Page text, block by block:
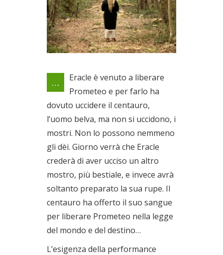
Passeggiata poetica notturna
a Torre Paola
Il 27/08/2022
…
Eracle è venuto a liberare
Prometeo e per farlo ha
dovuto uccidere il centauro,
l’uomo belva, ma non si uccidono, i
mostri. Non lo possono nemmeno
gli dèi. Giorno verrà che Eracle
crederà di aver ucciso un altro
mostro, più bestiale, e invece avrà
soltanto preparato la sua rupe. Il
centauro ha offerto il suo sangue
per liberare Prometeo nella legge
del mondo e del destino…
L’esigenza della performance